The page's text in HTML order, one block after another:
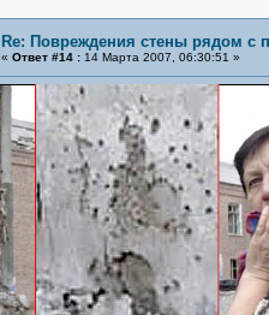
Re: Повреждения стены рядом с
« Ответ #14 : 14 Марта 2007, 06:30:51 »